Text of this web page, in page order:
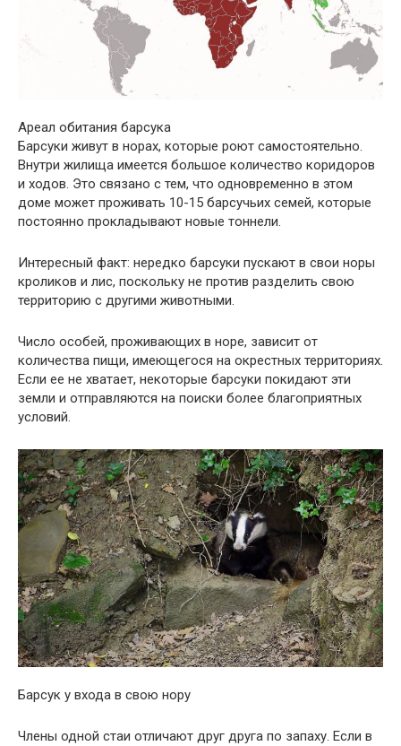
Ареал обитания барсука
Барсуки живут в норах, которые роют самостоятельно.
Внутри жилища имеется большое количество коридоров
и ходов. Это связано с тем, что одновременно в этом
доме может проживать 10-15 барсучьих семей, которые
постоянно прокладывают новые тоннели.
Интересный факт: нередко барсуки пускают в свои норы
кроликов и лис, поскольку не против разделить свою
территорию с другими животными.
Число особей, проживающих в норе, зависит от
количества пищи, имеющегося на окрестных территориях.
Если ее не хватает, некоторые барсуки покидают эти
земли и отправляются на поиски более благоприятных
условий.
Барсук у входа в свою нору
Члены одной стаи отличают друг друга по запаху. Если в